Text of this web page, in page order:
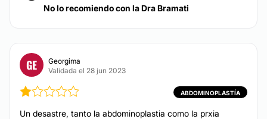
No lo recomiendo con la Dra Bramati
GE
Georgima
Validada el 28 jun 2023
ABDOMINOPLASTÍA
Un desastre, tanto la abdominoplastia como la prxia